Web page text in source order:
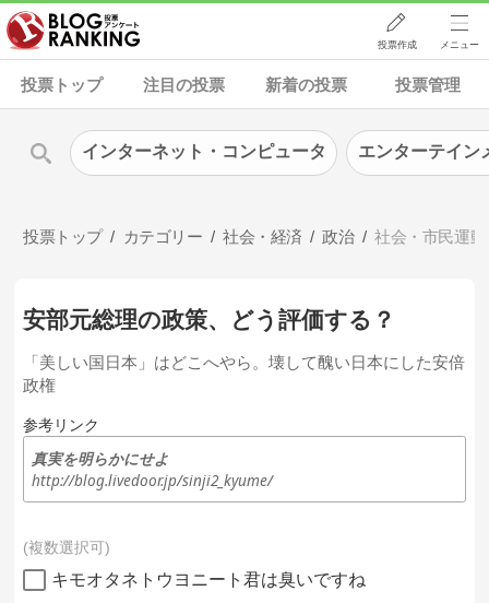
投票作成 メニュー
投票トップ 注目の投票 新着の投票 投票管理
投票トップ カテゴリー 社会・経済 政治 社会・市民運動
安部元総理の政策、どう評価する？
「美しい国日本」はどこへやら。壊して醜い日本にした安倍
政権
参考リンク
真実を明らかにせよ
http://blog.livedoor.jp/sinji2_kyume/
複数選択可
キモオタネトウヨニート君は臭いですね
インターネット・コンピュータ エンターテイン